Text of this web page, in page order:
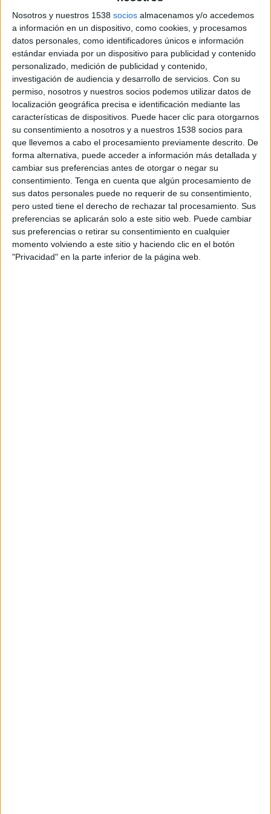
Nosotros y nuestros 1538 socios almacenamos y/o accedemos
a información en un dispositivo, como cookies, y procesamos
datos personales, como identificadores únicos e información
estándar enviada por un dispositivo para publicidad y contenido
personalizado, medición de publicidad y contenido,
investigación de audiencia y desarrollo de servicios. Con su
permiso, nosotros y nuestros socios podemos utilizar datos de
localización geográfica precisa e identificación mediante las
características de dispositivos. Puede hacer clic para otorgarnos
su consentimiento a nosotros y a nuestros 1538 socios para
que llevemos a cabo el procesamiento previamente descrito. De
forma alternativa, puede acceder a información más detallada y
cambiar sus preferencias antes de otorgar o negar su
consentimiento. Tenga en cuenta que algún procesamiento de
sus datos personales puede no requerir de su consentimiento,
pero usted tiene el derecho de rechazar tal procesamiento. Sus
preferencias se aplicarán solo a este sitio web. Puede cambiar
sus preferencias o retirar su consentimiento en cualquier
momento volviendo a este sitio y haciendo clic en el botón
"Privacidad" en la parte inferior de la página web.
Inglés. El equipo ha estado formado por José
MªCañas, Rosa García y Alberto Serrano. El spot,
de fuerte impacto visual, se trata de la ¨Ópera
Prima¨ de un realizador joven, también de la
casa, David Rodríguez. Chema Yeste, fotógrafo de
moda, realizó todas las imagenes de esta
campaña que verá la luz el 17 de octubre en
todos los medios.
Durante el rodaje del anuncio, Torres se ha
enfundado la línea de ropa ¨Business¨, con la que
presenta un estilo estructurado y elegante, con
trajes, corbatas y complementos muy cuidados.
Con ¨Nature¨ representa el sport, con tejidos
naturales, lanas, pieles engrasadas... Y por último,
se ha vestido con prendas de “Metrópoli”, una
tendencia más joven, con el negro y los tejidos
técnicos como protagonistas de la noche.